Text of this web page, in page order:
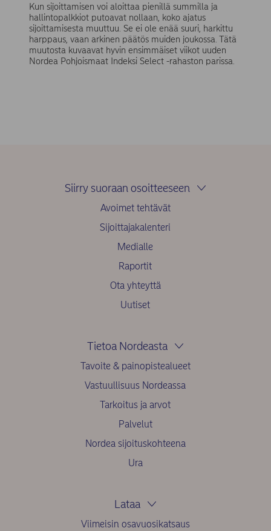
Kun sijoittamisen voi aloittaa pienillä summilla ja
hallintopalkkiot putoavat nollaan, koko ajatus
sijoittamisesta muuttuu. Se ei ole enää suuri, harkittu
harppaus, vaan arkinen päätös muiden joukossa. Tätä
muutosta kuvaavat hyvin ensimmäiset viikot uuden
Nordea Pohjoismaat Indeksi Select -rahaston parissa.
Siirry suoraan osoitteeseen
Avoimet tehtävät
Sijoittajakalenteri
Medialle
Raportit
Ota yhteyttä
Uutiset
Tietoa Nordeasta
Tavoite & painopistealueet
Vastuullisuus Nordeassa
Tarkoitus ja arvot
Palvelut
Nordea sijoituskohteena
Ura
Lataa
Viimeisin osavuosikatsaus